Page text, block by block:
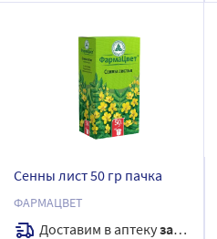
Сенны лист 50 гр пачка
ФАРМАЦВЕТ
Доставим в аптекузавтра